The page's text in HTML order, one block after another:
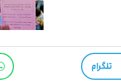
تلگرام